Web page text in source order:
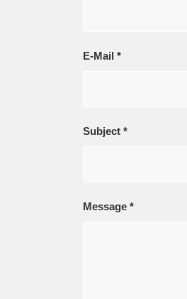
E-Mail*
Subject*
Message*